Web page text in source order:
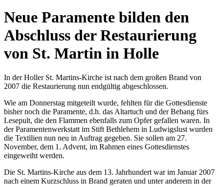
Neue Paramente bilden den
Abschluss der Restaurierung
von St. Martin in Holle
In der Holler St. Martins-Kirche ist nach dem großen Brand von
2007 die Restaurierung nun endgültig abgeschlossen.
Wie am Donnerstag mitgeteilt wurde, fehlten für die Gottesdienste
bisher noch die Paramente, d.h. das Altartuch und der Behang fürs
Lesepult, die den Flammen ebenfalls zum Opfer gefallen waren. In
der Paramentenwerkstatt im Stift Bethlehem in Ludwigslust wurden
die Textilien nun neu in Auftrag gegeben. Sie sollen am 27.
November, dem 1. Advent, im Rahmen eines Gottesdienstes
eingeweiht werden.
Die St. Martins-Kirche aus dem 13. Jahrhundert war im Januar 2007
nach einem Kurzschluss in Brand geraten und unter anderem in der